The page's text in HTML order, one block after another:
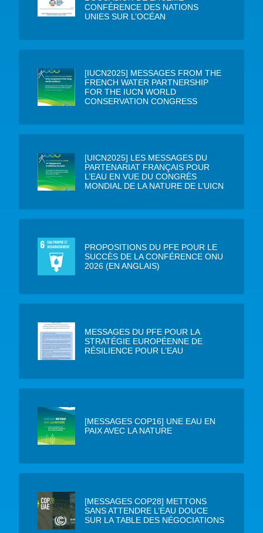
CONFÉRENCE DES NATIONS
UNIES SUR L’OCÉAN
[IUCN2025] MESSAGES FROM THE
FRENCH WATER PARTNERSHIP
FOR THE IUCN WORLD
CONSERVATION CONGRESS
[UICN2025] LES MESSAGES DU
PARTENARIAT FRANÇAIS POUR
L’EAU EN VUE DU CONGRÈS
MONDIAL DE LA NATURE DE L’UICN
PROPOSITIONS DU PFE POUR LE
SUCCÈS DE LA CONFÉRENCE ONU
2026 (EN ANGLAIS)
MESSAGES DU PFE POUR LA
STRATÉGIE EUROPÉENNE DE
RÉSILIENCE POUR L’EAU
[MESSAGES COP16] UNE EAU EN
PAIX AVEC LA NATURE
[MESSAGES COP28] METTONS
SANS ATTENDRE L’EAU DOUCE
SUR LA TABLE DES NÉGOCIATIONS